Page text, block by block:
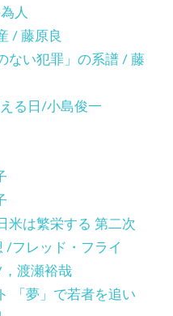
人
/ 藤原良
ない犯罪」の系譜 / 藤
る日/小島俊一
米は繁栄する 第二次
/フレッド・フライ
渡瀬裕哉
「夢」で若者を追い